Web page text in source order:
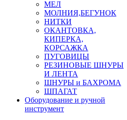
МЕЛ
МОЛНИЯ,БЕГУНОК
НИТКИ
ОКАНТОВКА,
КИПЕРКА,
КОРСАЖКА
ПУГОВИЦЫ
РЕЗИНОВЫЕ ШНУРЫ
И ЛЕНТА
ШНУРЫ и БАХРОМА
ШПАГАТ
Оборудование и ручной
инструмент